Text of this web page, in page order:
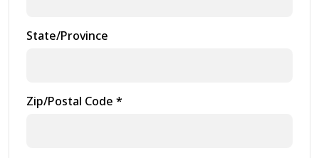
State/Province
Zip/Postal Code *